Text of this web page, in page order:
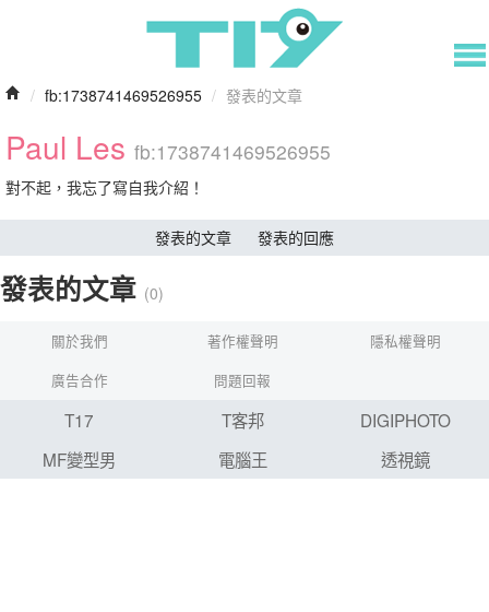
/ fb:1738741469526955 / 發表的文章
Paul Les fb:1738741469526955
對不起，我忘了寫自我介紹！
發表的文章 發表的回應
發表的文章 (0)
關於我們 著作權聲明
隱私權聲明
廣告合作
問題回報
T17 T客邦
DIGIPHOTO
MF變型男
電腦王 透視鏡